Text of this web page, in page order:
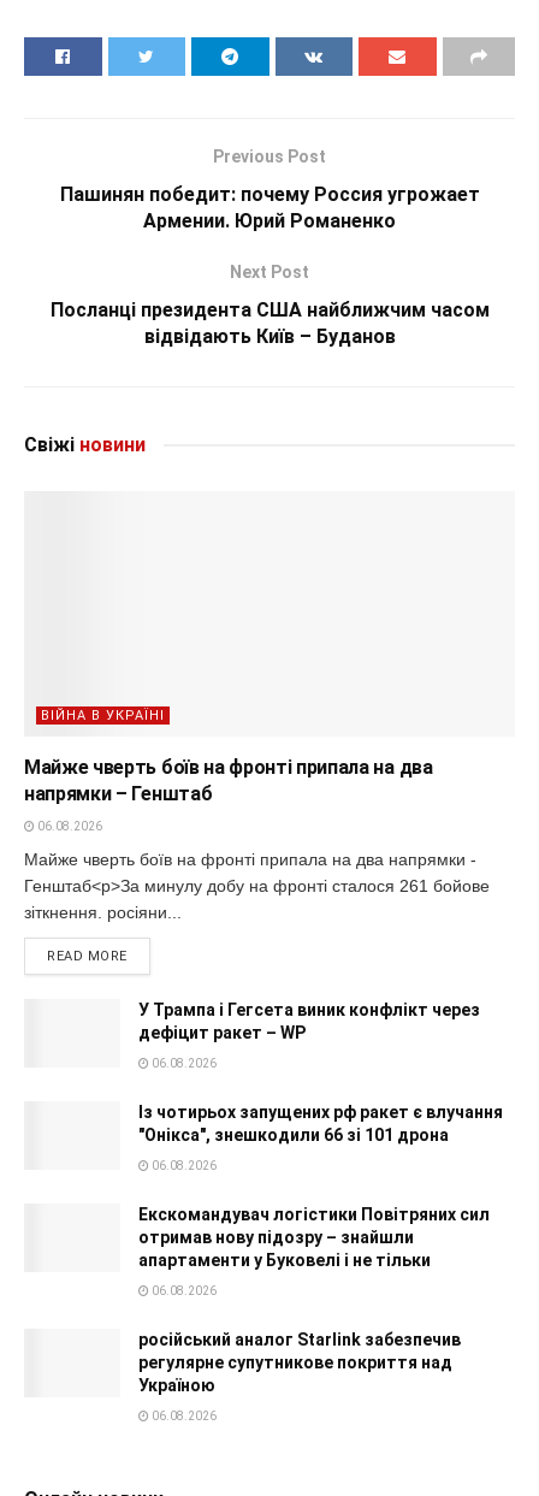
Previous Post
Пашинян победит: почему Россия угрожает
Армении. Юрий Романенко
Next Post
Посланці президента США найближчим часом
відвідають Київ – Буданов
Свіжі новини
ВІЙНА В УКРАЇНІ
Майже чверть боїв на фронті припала на два
напрямки – Генштаб
06.08.2026
Майже чверть боїв на фронті припала на два напрямки -
Генштаб<p>За минулу добу на фронті сталося 261 бойове
зіткнення. росіяни...
READ MORE
У Трампа і Гегсета виник конфлікт через
дефіцит ракет – WP
06.08.2026
Із чотирьох запущених рф ракет є влучання
"Онікса", знешкодили 66 зі 101 дрона
06.08.2026
Екскомандувач логістики Повітряних сил
отримав нову підозру – знайшли
апартаменти у Буковелі і не тільки
06.08.2026
російський аналог Starlink забезпечив
регулярне супутникове покриття над
Україною
06.08.2026